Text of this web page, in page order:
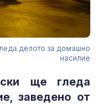
делото за домашно
насилие
ще гледа
заведено от